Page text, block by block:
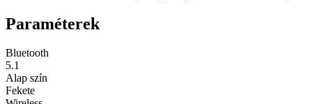
Paraméterek
Bluetooth
5.1
Alap szín
Fekete